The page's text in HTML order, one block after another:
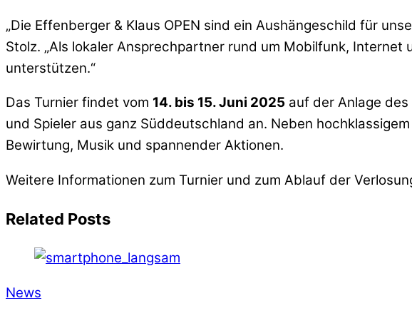
„Die Effenberger & Klaus OPEN sind ein Aushängeschild für
Stolz. „Als lokaler Ansprechpartner rund um Mobilfunk,
unterstützen.“
Das Turnier findet vom 14. bis 15. Juni 2025 auf der Anlage des
und Spieler aus ganz Süddeutschland an. Neben
Bewirtung, Musik und spannender Aktionen.
Weitere Informationen zum Turnier und zum Ablauf der
Related Posts
News